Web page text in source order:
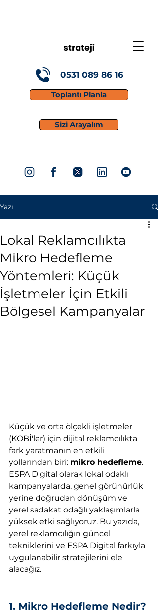
Toplantı Planla
Sizi Arayalım
0531 089 86 16
Yazı
Lokal Reklamcılıkta
Mikro Hedefleme
Yöntemleri: Küçük
İşletmeler İçin Etkili
Bölgesel Kampanyalar
Küçük ve orta ölçekli işletmeler
(KOBİ'ler) için dijital reklamcılıkta
fark yaratmanın en etkili
yollarından biri: mikro hedefleme.
ESPA Digital olarak lokal odaklı
kampanyalarda, genel görünürlük
yerine doğrudan dönüşüm ve
yerel sadakat odağlı yaklaşımlarla
yüksek etki sağlıyoruz. Bu yazıda,
yerel reklamcılığın güncel
tekniklerini ve ESPA Digital farkıyla
uygulanabilir stratejilerini ele
alacağız.
1. Mikro Hedefleme Nedir?